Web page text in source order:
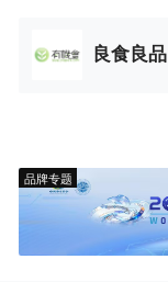
良食良品
品牌专题